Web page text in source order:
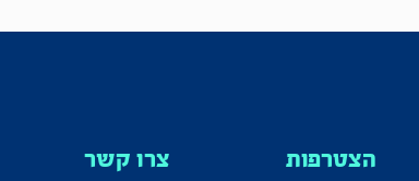
הצטרפות צרו קשר